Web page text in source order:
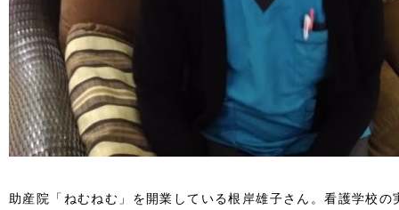
助産院「ねむねむ」を開業している根岸雄子さん。看護学校